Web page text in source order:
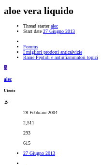
aloe vera liquido
Thread starter alec
Start date 27 Giugno 2013
Forums
I migliori prodotti anticalvizie
Rame Peptidi e antinfiammatori topici
A
alec
Utente
28 Febbraio 2004
2,511
293
615
27 Giugno 2013